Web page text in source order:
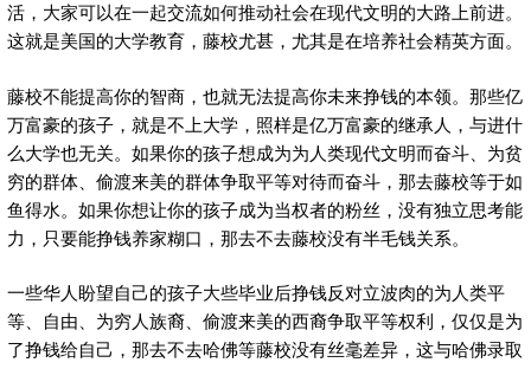
活，大家可以在一起交流如何推动社会在现代文明的大路上前进。
这就是美国的大学教育，藤校尤甚，尤其是在培养社会精英方面。
藤校不能提高你的智商，也就无法提高你未来挣钱的本领。那些亿
万富豪的孩子，就是不上大学，照样是亿万富豪的继承人，与进什
么大学也无关。如果你的孩子想成为为人类现代文明而奋斗、为贫
穷的群体、偷渡来美的群体争取平等对待而奋斗，那去藤校等于如
鱼得水。如果你想让你的孩子成为当权者的粉丝，没有独立思考能
力，只要能挣钱养家糊口，那去不去藤校没有半毛钱关系。
一些华人盼望自己的孩子大些毕业后挣钱反对立波肉的为人类平
等、自由、为穷人族裔、偷渡来美的西裔争取平等权利，仅仅是为
了挣钱给自己，那去不去哈佛等藤校没有丝毫差异，这与哈佛录取